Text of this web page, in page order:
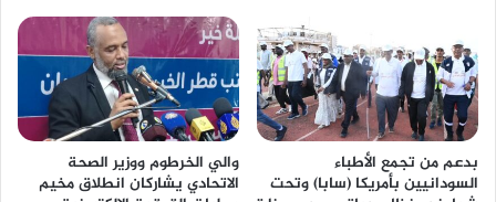
بدعم من تجمع الأطباء
السودانيين بأمريكا (سابا) وتحت
والي الخرطوم ووزير الصحة
الاتحادي يشاركان انطلاق مخيم